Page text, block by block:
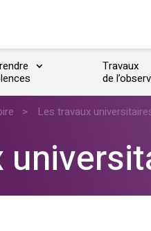
Travaux
de
> Les travaux